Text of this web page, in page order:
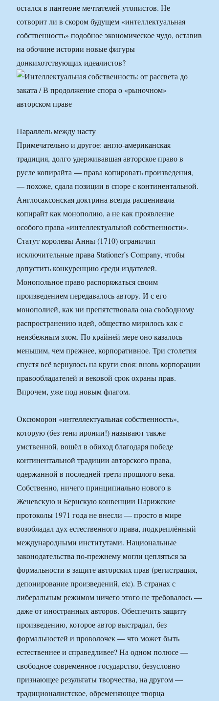
остался в пантеоне мечтателей-утопистов. Не
сотворит ли в скором будущем «интеллектуальная
собственность» подобное экономическое чудо, оставив
на обочине истории новые фигуры
донкихотствующих идеалистов?
Параллель между насту
Примечательно и другое: англо-американская
традиция, долго удерживавшая авторское право в
русле копирайта — права копировать произведения,
— похоже, сдала позиции в споре с континентальной.
Англосаксонская доктрина всегда расценивала
копирайт как монополию, а не как проявление
особого права «интеллектуальной собственности».
Статут королевы Анны (1710) ограничил
исключительные права Stationer’s Company, чтобы
допустить конкуренцию среди издателей.
Монопольное право распоряжаться своим
произведением передавалось автору. И с его
монополией, как ни препятствовала она свободному
распространению идей, общество мирилось как с
неизбежным злом. По крайней мере оно казалось
меньшим, чем прежнее, корпоративное. Три столетия
спустя всё вернулось на круги своя: вновь корпорации
правообладателей и вековой срок охраны прав.
Впрочем, уже под новым флагом.
Оксюморон «интеллектуальная собственность»,
которую (без тени иронии!) называют также
умственной, вошёл в обиход благодаря победе
континентальной традиции авторского права,
одержанной в последней трети прошлого века.
Собственно, ничего принципиально нового в
Женевскую и Бернскую конвенции Парижские
протоколы 1971 года не внесли — просто в мире
возобладал дух естественного права, подкреплённый
международными институтами. Национальные
законодательства по-прежнему могли цепляться за
формальности в защите авторских прав (регистрация,
депонирование произведений, etc). В странах с
либеральным режимом ничего этого не требовалось —
даже от иностранных авторов. Обеспечить защиту
произведению, которое автор выстрадал, без
формальностей и проволочек — что может быть
естественнее и справедливее? На одном полюсе —
свободное современное государство, безусловно
признающее результаты творчества, на другом —
традиционалистское, обременяющее творца